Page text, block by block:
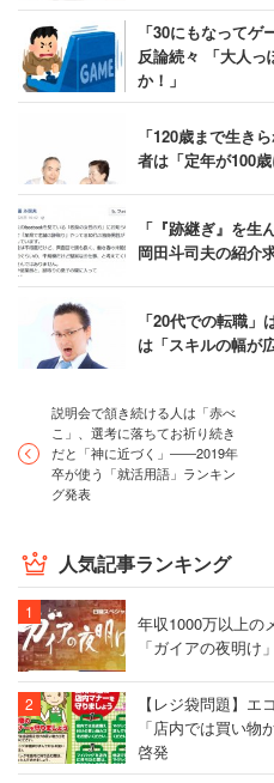
「30にもなって
反論続々 「大人っ
か！」
「120歳まで生き
者は「定年が100
「『跡継ぎ』を生
岡田斗司夫の紹介
「20代での転職
は「スキルの幅が
説明会で頷き続ける人は「赤べ
こ」、選考に落ちてお祈り続き
だと「神に近づく」――2019年
卒が使う「就活用語」ランキン
グ発表
人気記事ランキング
年収1000万以上の
「ガイアの夜明け
【レジ袋問題】
「店内では買い物
啓発